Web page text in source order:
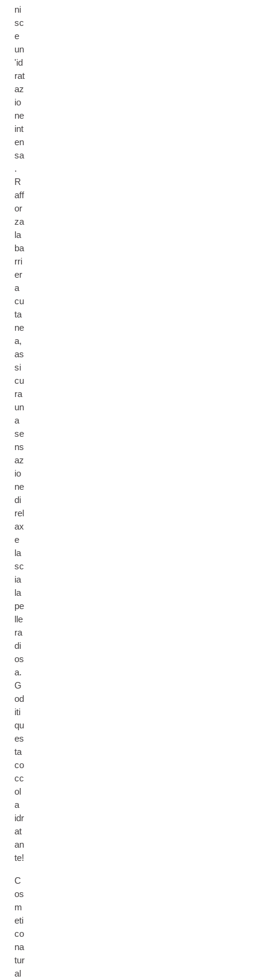
ni
sc
e
un
'id
rat
az
io
ne
int
en
sa
.
R
aff
or
za
la
ba
rri
er
a
cu
ta
ne
a,
as
si
cu
ra
un
a
se
ns
az
io
ne
di
rel
ax
e
la
sc
ia
la
pe
lle
ra
di
os
a.
G
od
iti
qu
es
ta
co
cc
ol
a
idr
at
an
te!
C
os
m
eti
co
na
tur
al